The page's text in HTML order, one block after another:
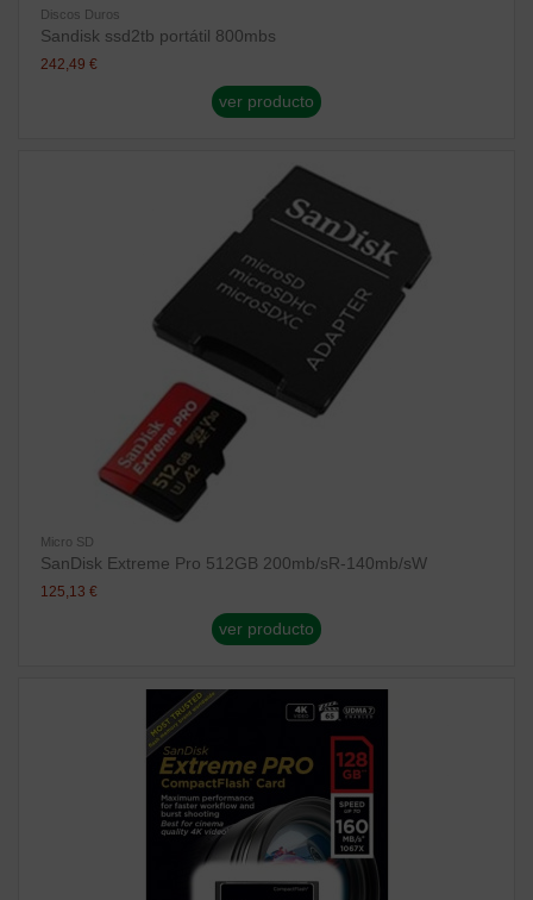
Discos Duros
Sandisk ssd2tb portátil 800mbs
242,49 €
ver producto
Micro SD
SanDisk Extreme Pro 512GB 200mb/sR-140mb/sW
125,13 €
ver producto